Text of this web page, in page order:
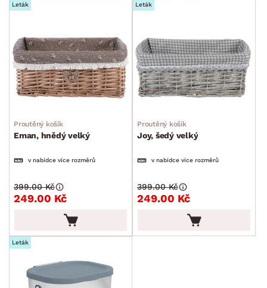
Leták
Proutěný košík
Eman, hnědý velký
v nabídce více rozměrů
249.00 Kč
399.00 Kč
Leták
Proutěný košík
Joy, šedý velký
v nabídce více rozměrů
249.00 Kč
399.00 Kč
Leták